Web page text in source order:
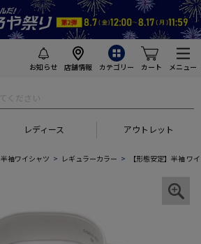
お知らせ 店舗情報 カテゴリー カート メニュー
レディース アウトレット
半袖ワイシャツ レギュラーカラー 【形態安定】半袖 ワ